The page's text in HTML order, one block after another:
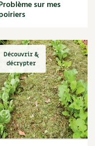
sur mes
Découvrir &
décrypter